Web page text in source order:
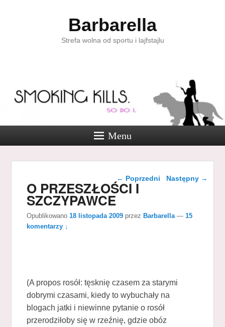
Barbarella
Strefa wolna od sportu i lajfstajlu
Menu
Nawigacja wpisu
← Poprzedni Następny →
O PRZESZŁOŚCI I
SZCZYPAWCE
Opublikowano18 listopada 2009 przez Barbarella —15
komentarzy ↓
(A propos rosół: tęsknię czasem za starymi
dobrymi czasami, kiedy to wybuchały na
blogach jatki i niewinne pytanie o rosół
przerodziłoby się w rzeźnię, gdzie obóz